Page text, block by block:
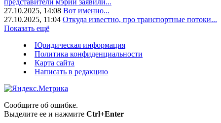
27.10.2025, 14:08 Вот именно...
27.10.2025, 11:04 Откуда известно, про транспортные потоки...
Показать ещё
Юридическая информация
Политика конфиденциальности
Карта сайта
Написать в редакцию
Сообщите об ошибке.
Выделите ее и нажмите Ctrl+Enter